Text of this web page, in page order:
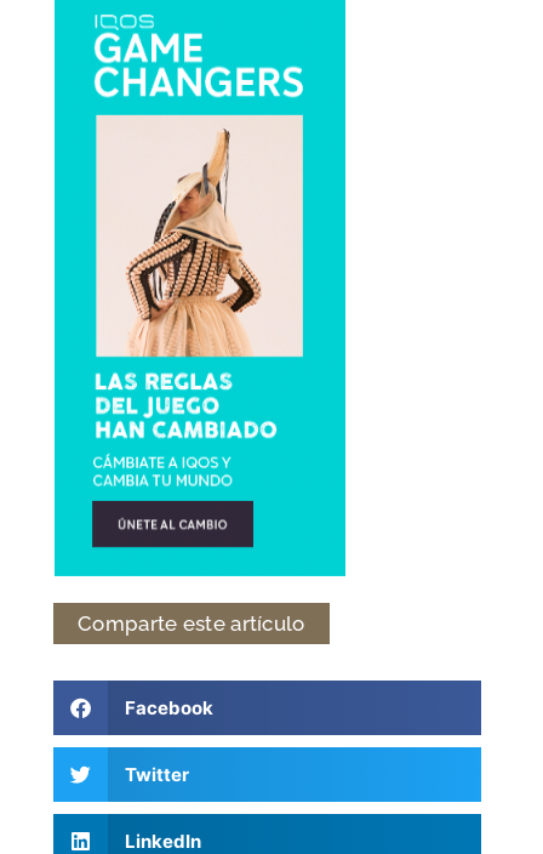
Comparte este artículo
Facebook
Twitter
LinkedIn